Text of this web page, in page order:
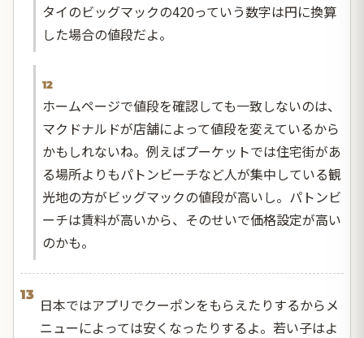
タイのビッグマックの420っていう数字は円に換算
した場合の値段だよ。
12
ホームページで値段を確認しても一致しないのは、
マクドナルドが店舗によって値段を変えているから
かもしれないね。例えばプーケットでは住宅街があ
る場所よりもパトンビーチなど人が集中している観
光地の方がビッグマックの値段が高いし。パトンビ
ーチは賃料が高いから、そのせいで価格設定が高い
のかも。
13
日本ではアプリでクーポンをもらえたりするからメ
ニューによっては安くなったりするよ。若い子はよ